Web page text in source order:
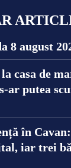
8 august
casa de
ar putea
în
iar trei